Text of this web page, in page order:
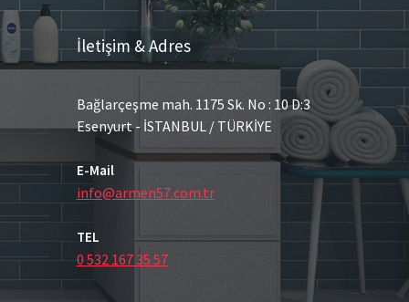
İletişim & Adres
Bağlarçeşme mah. 1175 Sk. No : 10 D:3
Esenyurt - İSTANBUL / TÜRKİYE
E-Mail
info@armen57.com.tr
TEL
0 532 167 35 57